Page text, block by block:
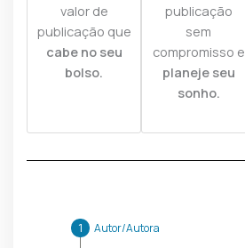
valor de
publicação que
cabe no seu
bolso.
publicação
sem
compromisso e
planeje seu
sonho.
Autor/Autora